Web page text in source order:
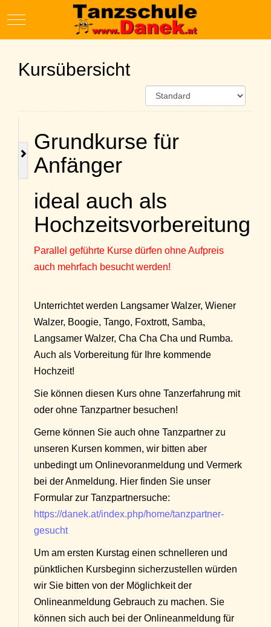
Mobile Menu Toggle
Kursübersicht
Grundkurse für
Anfänger
ideal auch als
Hochzeitsvorbereitung
Parallel geführte Kurse dürfen ohne Aufpreis
auch mehrfach besucht werden!
Unterrichtet werden Langsamer Walzer, Wiener
Walzer, Boogie, Tango, Foxtrott, Samba,
Langsamer Walzer, Cha Cha Cha und Rumba.
Auch als Vorbereitung für Ihre kommende
Hochzeit!
Sie können diesen Kurs ohne Tanzerfahrung mit
oder ohne Tanzpartner besuchen!
Gerne können Sie auch ohne Tanzpartner zu
unseren Kursen kommen, wir bitten aber
unbedingt um Onlinevoranmeldung und Vermerk
bei der Anmeldung. Hier finden Sie unser
Formular zur Tanzpartnersuche:
https://danek.at/index.php/home/tanzpartner-
gesucht
Um am ersten Kurstag einen schnelleren und
pünktlichen Kursbeginn sicherzustellen würden
wir Sie bitten von der Möglichkeit der
Onlineanmeldung Gebrauch zu machen. Sie
können sich auch bei der Onlineanmeldung für